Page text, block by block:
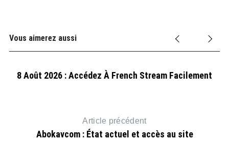
Vous aimerez aussi
8 Août 2026 : Accédez À French Stream Facilement
Article précédent
Abokavcom : État actuel et accès au site